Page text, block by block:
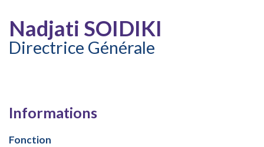
Nadjati SOIDIKI
Directrice Générale
Informations
Fonction